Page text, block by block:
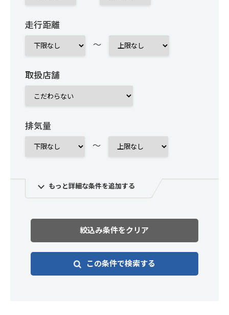
走行距離
～
取扱店舗
排気量
～
もっと詳細な条件を追加する
絞込み条件をクリア
この条件で検索する